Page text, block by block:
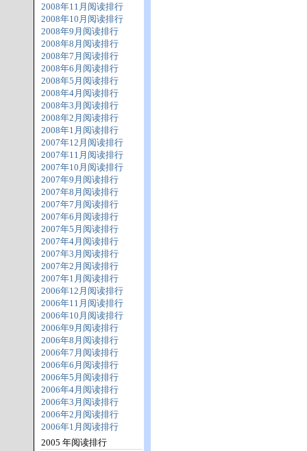
2008年11月阅读排行
2008年10月阅读排行
2008年9月阅读排行
2008年8月阅读排行
2008年7月阅读排行
2008年6月阅读排行
2008年5月阅读排行
2008年4月阅读排行
2008年3月阅读排行
2008年2月阅读排行
2008年1月阅读排行
2007年12月阅读排行
2007年11月阅读排行
2007年10月阅读排行
2007年9月阅读排行
2007年8月阅读排行
2007年7月阅读排行
2007年6月阅读排行
2007年5月阅读排行
2007年4月阅读排行
2007年3月阅读排行
2007年2月阅读排行
2007年1月阅读排行
2006年12月阅读排行
2006年11月阅读排行
2006年10月阅读排行
2006年9月阅读排行
2006年8月阅读排行
2006年7月阅读排行
2006年6月阅读排行
2006年5月阅读排行
2006年4月阅读排行
2006年3月阅读排行
2006年2月阅读排行
2006年1月阅读排行
2005 年阅读排行